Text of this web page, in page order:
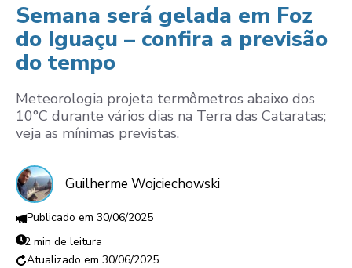
Semana será gelada em Foz
do Iguaçu – confira a previsão
do tempo
Meteorologia projeta termômetros abaixo dos
10°C durante vários dias na Terra das Cataratas;
veja as mínimas previstas.
Guilherme Wojciechowski
30/06/2025
2 min de leitura
30/06/2025